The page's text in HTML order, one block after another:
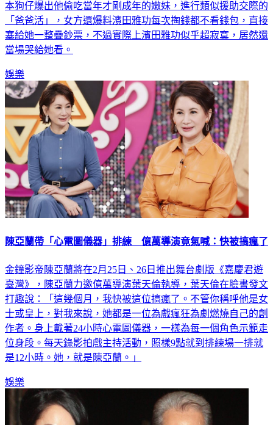
本狗仔爆出他偷吃當年才剛成年的嫩妹，進行類似援助交際的
「爸爸活」，女方還爆料濱田雅功每次掏錢都不看錢包，直接
塞給她一整疊鈔票，不過實際上濱田雅功似乎超寂寞，居然還
當場哭給她看。
娛樂
陳亞蘭帶「心電圖儀器」排練 億萬導演竟氣喊：快被搞瘋了
金鐘影帝陳亞蘭將在2月25日、26日推出舞台劇版《嘉慶君遊
臺灣》，陳亞蘭力邀億萬導演葉天倫執導，葉天倫在臉書發文
打趣說：「這幾個月，我快被這位搞瘋了。不管你稱呼他是女
士或皇上，對我來說，她都是一位為戲瘋狂為劇燃燒自己的創
作者。身上戴著24小時心電圖儀器，一樣為每一個角色示範走
位身段。每天錄影拍戲主持活動，照樣9點就到排練場一排就
是12小時。她，就是陳亞蘭。」
娛樂